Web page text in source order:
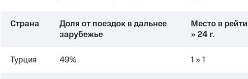
Страна
Доля от поездок в дальнее
зарубежье
Место в
>> 24 г.
Турция 49% 1 >> 1